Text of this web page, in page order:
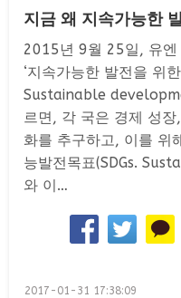
지금 왜 지속가능한
2015년 9월 25일, 유엔
‘지속가능한 발전을
Sustainable
르면, 각 국은 경제 성
화를 추구하고, 이를 위
능발전목표(SDGs.
와 이…
Posted
2017-01-31 17:38:09